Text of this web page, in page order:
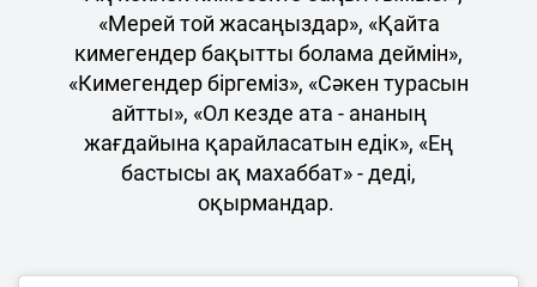
«Мерей той жасаңыздар», «Қайта
кимегендер бақытты болама деймін»,
«Кимегендер біргеміз», «Сәкен турасын
айтты», «Ол кезде ата - ананың
жағдайына қарайласатын едік», «Ең
бастысы ақ махаббат» - деді,
оқырмандар.